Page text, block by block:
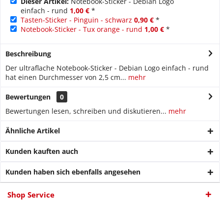
einfach - rund 1,00 € *
Tasten-Sticker - Pinguin - schwarz 0,90 € *
Notebook-Sticker - Tux orange - rund 1,00 € *
Beschreibung
Der ultraflache Notebook-Sticker - Debian Logo einfach - rund
hat einen Durchmesser von 2,5 cm... mehr
Bewertungen
0
Bewertungen lesen, schreiben und diskutieren... mehr
Ähnliche Artikel
Kunden kauften auch
Kunden haben sich ebenfalls angesehen
Shop Service